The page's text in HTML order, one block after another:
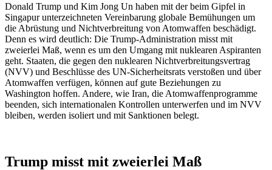
Donald Trump und Kim Jong Un haben mit der beim Gipfel in
Singapur unterzeichneten Vereinbarung globale Bemühungen um
die Abrüstung und Nichtverbreitung von Atomwaffen beschädigt.
Denn es wird deutlich: Die Trump-Administration misst mit
zweierlei Maß, wenn es um den Umgang mit nuklearen Aspiranten
geht. Staaten, die gegen den nuklearen Nichtverbreitungsvertrag
(NVV) und Beschlüsse des UN-Sicherheitsrats verstoßen und über
Atomwaffen verfügen, können auf gute Beziehungen zu
Washington hoffen. Andere, wie Iran, die Atomwaffenprogramme
beenden, sich internationalen Kontrollen unterwerfen und im NVV
bleiben, werden isoliert und mit Sanktionen belegt.
Trump misst mit zweierlei Maß